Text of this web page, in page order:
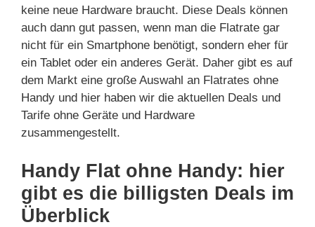
keine neue Hardware braucht. Diese Deals können
auch dann gut passen, wenn man die Flatrate gar
nicht für ein Smartphone benötigt, sondern eher für
ein Tablet oder ein anderes Gerät. Daher gibt es auf
dem Markt eine große Auswahl an Flatrates ohne
Handy und hier haben wir die aktuellen Deals und
Tarife ohne Geräte und Hardware
zusammengestellt.
Handy Flat ohne Handy: hier
gibt es die billigsten Deals im
Überblick